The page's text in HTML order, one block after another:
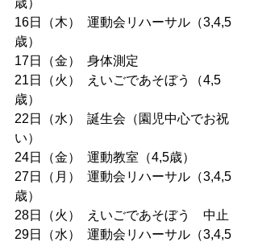
歳）
16日（木）  運動会リハーサル（3,4,5
歳）
17日（金）  身体測定
21日（火）  えいごであそぼう（4,5
歳）
22日（水）  誕生会（園児中心でお祝
い）
24日（金）  運動教室（4,5歳）
27日（月）  運動会リハーサル（3,4,5
歳）
28日（火）  えいごであそぼう　中止
29日（水）  運動会リハーサル（3,4,5